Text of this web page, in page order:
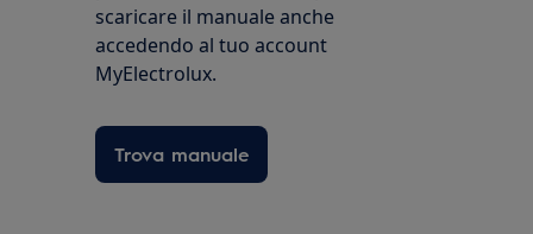
scaricare il manuale anche
accedendo al tuo account
MyElectrolux.
Trova manuale